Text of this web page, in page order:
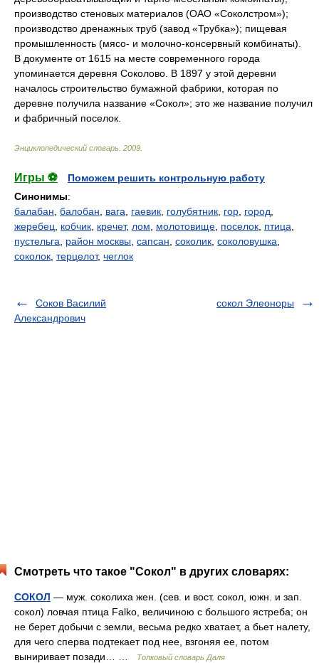
производство стеновых материалов (ОАО «Соколстром»);
производство дренажных труб (завод «Трубка»); пищевая
промышленность (мясо- и молочно-консервный комбинаты).
В документе от 1615 на месте современного города
упоминается деревня Соколово. В 1897 у этой деревни
началось строительство бумажной фабрики, которая по
деревне получила название «Сокол»; это же название получил
и фабричный поселок.
Энциклопедический словарь 2009
Игры ⚽
Поможем решить контрольную работу
Синонимы:
балабан балобан вага гаевик голубятник гор город
жеребец
кобчик кречет, лом молотовище поселок птица
пустельга
район москвы сапсан соколик соколовушка
соколок терцелот, чеглок
Соков Василий
Александрович
сокол Элеоноры
Смотреть что такое "Сокол" в других словарях:
СОКОЛ — муж. соколиха жен. (сев. и вост. сокол, южн. и зап.
сокол) ловчая птица Falko, величиною с большого ястреба; он
не берет добычи с земли, весьма редко хватает, а бьет налету,
для чего сперва подтекает под нее, взгоняя ее, потом
выниривает позади… …
Толковый словарь Даля